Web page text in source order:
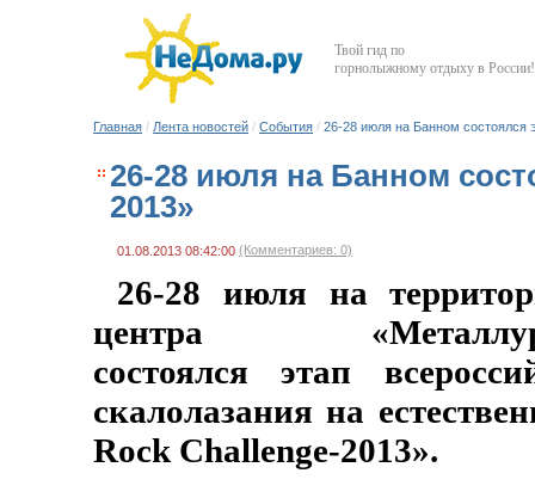
Твой гид по
горнолыжному отдыху в России!
Главная / Лента новостей / События / 26-28 июля на Банном состоялся
26-28 июля на Банном
2013»
01.08.2013 08:42:00 (Комментариев: 0)
26-28 июля на
центра «Металлург-
состоялся этап
скалолазания на
Rock Challenge-2013».